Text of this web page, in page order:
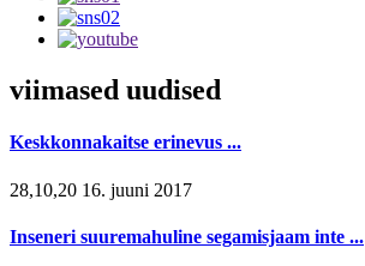
viimased uudised
Keskkonnakaitse erinevus ...
28,10,20 16. juuni 2017
Inseneri suuremahuline segamisjaam inte ...